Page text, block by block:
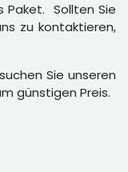
Paket. Sollten Sie
zu kontaktieren,
Sie unseren
günstigen Preis.